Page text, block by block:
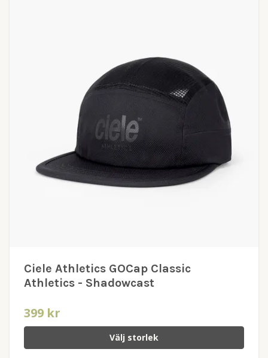
Ciele Athletics GOCap Classic
Athletics - Shadowcast
399 kr
Välj storlek